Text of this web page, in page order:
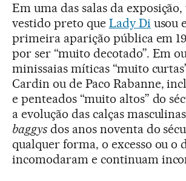
Em uma das salas da exposição,
vestido preto que Lady Di usou
primeira aparição pública em
por ser “muito decotado”. Em
minissaias míticas “muito
Cardin ou de Paco Rabanne,
e penteados “muito altos” do
a evolução das calças
baggysdos anos noventa do
qualquer forma, o excesso ou o
incomodaram e continuam